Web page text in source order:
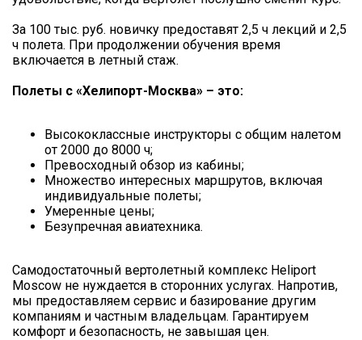
За 100 тыс. руб. новичку предоставят 2,5 ч лекций и 2,5
ч полета. При продолжении обучения время
включается в летный стаж.
Полеты с «Хелипорт-Москва» – это:
Высококлассные инструкторы с общим налетом
от 2000 до 8000 ч;
Превосходный обзор из кабины;
Множество интересных маршрутов, включая
индивидуальные полеты;
Умеренные цены;
Безупречная авиатехника.
Самодостаточный вертолетный комплекс Heliport
Moscow не нуждается в сторонних услугах. Напротив,
мы предоставляем сервис и базирование другим
компаниям и частным владельцам. Гарантируем
комфорт и безопасность, не завышая цен.